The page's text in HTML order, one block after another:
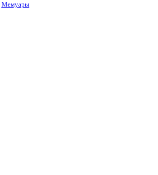
Мемуары